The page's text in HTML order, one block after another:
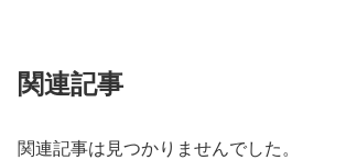
関連記事
関連記事は見つかりませんでした。